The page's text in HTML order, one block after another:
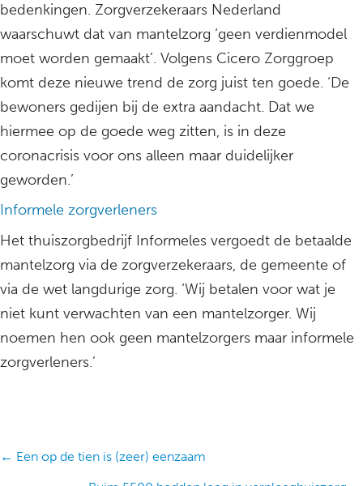
bedenkingen. Zorgverzekeraars Nederland
waarschuwt dat van mantelzorg ‘geen verdienmodel
moet worden gemaakt’. Volgens Cicero Zorggroep
komt deze nieuwe trend de zorg juist ten goede. ‘De
bewoners gedijen bij de extra aandacht. Dat we
hiermee op de goede weg zitten, is in deze
coronacrisis voor ons alleen maar duidelijker
geworden.’
Informele zorgverleners
Het thuiszorgbedrijf Informeles vergoedt de betaalde
mantelzorg via de zorgverzekeraars, de gemeente of
via de wet langdurige zorg. ‘Wij betalen voor wat je
niet kunt verwachten van een mantelzorger. Wij
noemen hen ook geen mantelzorgers maar informele
zorgverleners.’
Posts
← Een op de tien is (zeer) eenzaam